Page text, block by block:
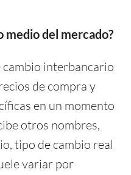
medio del mercado?
cambio interbancario
de compra y
en un momento
otros nombres,
tipo de cambio real
variar por